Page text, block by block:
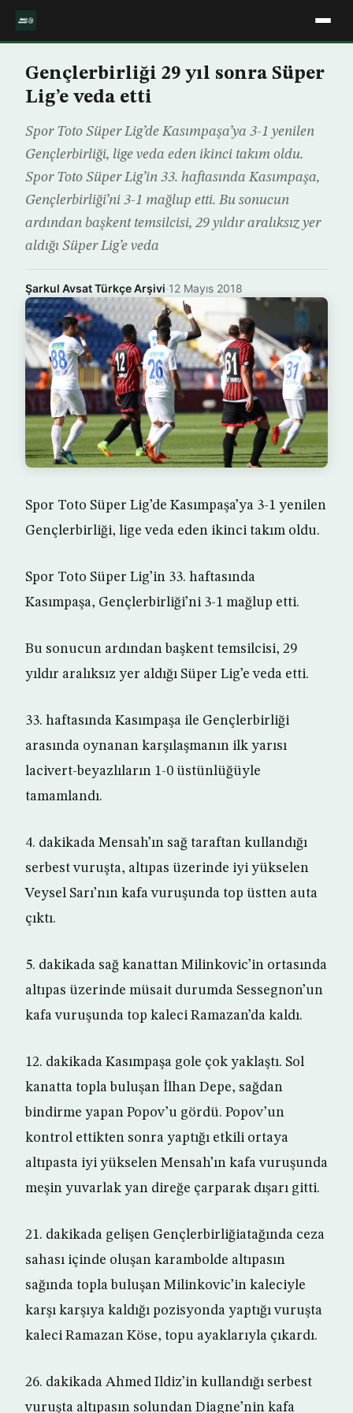
Gençlerbirliği 29 yıl sonra Süper
Lig’e veda etti
Spor Toto Süper Lig’de Kasımpaşa’ya 3-1 yenilen
Gençlerbirliği, lige veda eden ikinci takım oldu.
Spor Toto Süper Lig’in 33. haftasında Kasımpaşa,
Gençlerbirliği’ni 3-1 mağlup etti. Bu sonucun
ardından başkent temsilcisi, 29 yıldır aralıksız yer
aldığı Süper Lig’e veda
Şarkul Avsat Türkçe Arşivi·12 Mayıs 2018
Spor Toto Süper Lig’de Kasımpaşa’ya 3-1 yenilen
Gençlerbirliği, lige veda eden ikinci takım oldu.
Spor Toto Süper Lig’in 33. haftasında
Kasımpaşa, Gençlerbirliği’ni 3-1 mağlup etti.
Bu sonucun ardından başkent temsilcisi, 29
yıldır aralıksız yer aldığı Süper Lig’e veda etti.
33. haftasında Kasımpaşa ile Gençlerbirliği
arasında oynanan karşılaşmanın ilk yarısı
lacivert-beyazlıların 1-0 üstünlüğüyle
tamamlandı.
4. dakikada Mensah’ın sağ taraftan kullandığı
serbest vuruşta, altıpas üzerinde iyi yükselen
Veysel Sarı’nın kafa vuruşunda top üstten auta
çıktı.
5. dakikada sağ kanattan Milinkovic’in ortasında
altıpas üzerinde müsait durumda Sessegnon’un
kafa vuruşunda top kaleci Ramazan’da kaldı.
12. dakikada Kasımpaşa gole çok yaklaştı. Sol
kanatta topla buluşan İlhan Depe, sağdan
bindirme yapan Popov’u gördü. Popov’un
kontrol ettikten sonra yaptığı etkili ortaya
altıpasta iyi yükselen Mensah’ın kafa vuruşunda
meşin yuvarlak yan direğe çarparak dışarı gitti.
21. dakikada gelişen Gençlerbirliğiatağında ceza
sahası içinde oluşan karambolde altıpasın
sağında topla buluşan Milinkovic’in kaleciyle
karşı karşıya kaldığı pozisyonda yaptığı vuruşta
kaleci Ramazan Köse, topu ayaklarıyla çıkardı.
26. dakikada Ahmed Ildiz’in kullandığı serbest
vuruşta altıpasın solundan Diagne’nin kafa